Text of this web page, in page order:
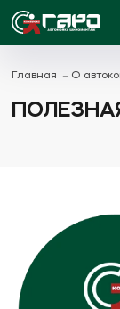
Главная О